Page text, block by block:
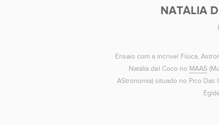
NATÁLIA
Ensaio com a incrivel Física,
Natália del Coco no MAAS
AStronomia) situado no Pico Das